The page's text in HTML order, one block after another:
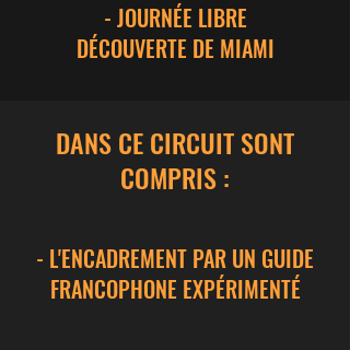
- JOURNÉE LIBRE
DÉCOUVERTE DE MIAMI
DANS CE CIRCUIT SONT
COMPRIS :
- L'ENCADREMENT PAR UN GUIDE
FRANCOPHONE EXPÉRIMENTÉ